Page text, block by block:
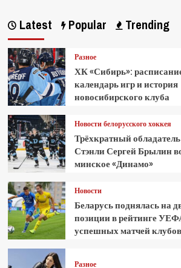
Latest Popular Trending
Разное
ХК «Сибирь»:
календарь игр и история
новосибирского клуба
Новости белорусского хоккея
Трёхкратный
Стэнли Сергей Брылин
минское «Динамо»
Новости
Беларусь поднялась на
позиции в рейтинге
успешных матчей клубов
Разное